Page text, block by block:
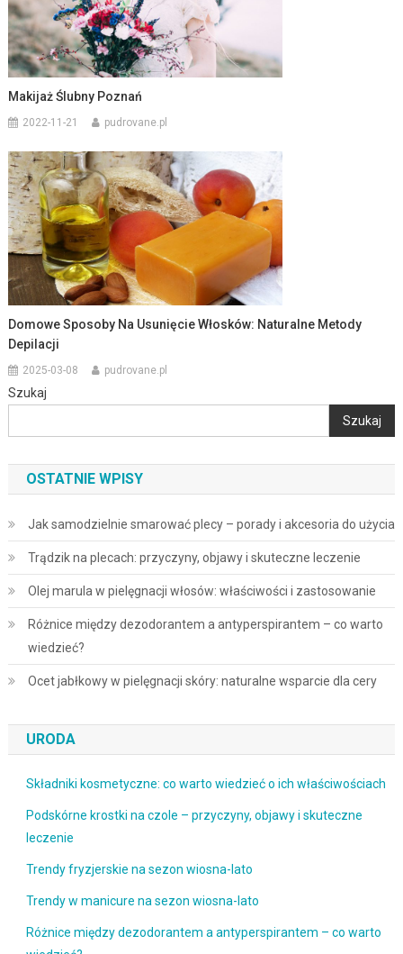
Makijaż Ślubny Poznań
2022-11-21 pudrovane.pl
Domowe Sposoby Na Usunięcie Włosków: Naturalne Metody
Depilacji
2025-03-08 pudrovane.pl
Szukaj
Szukaj
OSTATNIE WPISY
Jak samodzielnie smarować plecy – porady i akcesoria do użycia
Trądzik na plecach: przyczyny, objawy i skuteczne leczenie
Olej marula w pielęgnacji włosów: właściwości i zastosowanie
Różnice między dezodorantem a antyperspirantem – co warto
wiedzieć?
Ocet jabłkowy w pielęgnacji skóry: naturalne wsparcie dla cery
URODA
Składniki kosmetyczne: co warto wiedzieć o ich właściwościach
Podskórne krostki na czole – przyczyny, objawy i skuteczne
leczenie
Trendy fryzjerskie na sezon wiosna-lato
Trendy w manicure na sezon wiosna-lato
Różnice między dezodorantem a antyperspirantem – co warto